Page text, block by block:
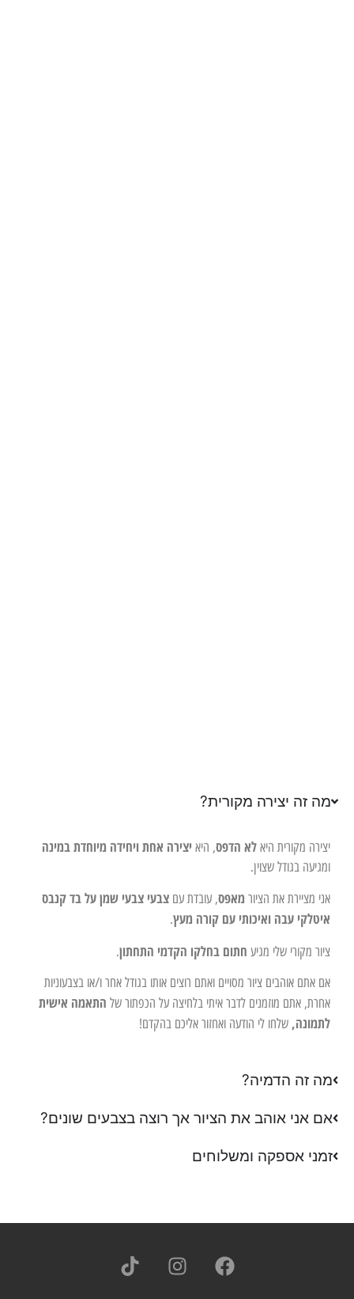
מה זה יצירה מקורית?
יצירה מקורית היא לא הדפס, היא יצירה אחת ויחידה מיוחדת במינה
ומגיעה בגודל שצוין.
אני מציירת את הציור מאפס, עובדת עם צבעי צבעי שמן על בד קנבס
איטלקי עבה ואיכותי עם קורה מעץ.
ציור מקורי שלי מגיע חתום בחלקו הקדמי התחתון.
אם אתם אוהבים ציור מסויים ואתם רוצים אותו בגודל אחר ו/או בצבעוניות
אחרת, אתם מוזמנים לדבר איתי בלחיצה על הכפתור של התאמה אישית
לתמונה, שלחו לי הודעה ואחזור אליכם בהקדם!
מה זה הדמיה?
אם אני אוהב את הציור אך רוצה בצבעים שונים?
זמני אספקה ומשלוחים